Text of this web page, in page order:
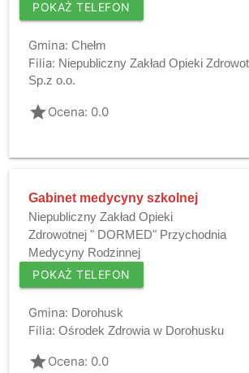
POKAŻ TELEFON
Gmina: Chełm
Filia: Niepubliczny Zakład Opieki
Sp.z o.o.
gradeOcena: 0.0
Gabinet medycyny szkolnej
Niepubliczny Zakład Opieki
Zdrowotnej " DORMED" Przychodnia
Medycyny Rodzinnej
POKAŻ TELEFON
Gmina: Dorohusk
Filia: Ośrodek Zdrowia w Dorohusku
gradeOcena: 0.0